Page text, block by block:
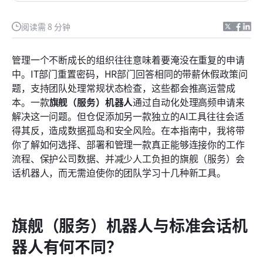
阅读需 8 分钟
管理一个不断成长的组织往往意味着要淹没在重复的申请
中。IT部门重置密码，HR部门回答相同的带薪休假政策问
题，支持团队处理常规状态检查，这些都会推高运营成
本。一款旗舰（服务）机器人通过自动化处理高频申请来
解决这一问题。但仓促添加另一款独立的AI工具往往会适
得其反，造成数据孤岛和安全风险。在本指南中，我将带
你了解如何选择、部署和管理一款真正能够连接你的工作
流程、保护公司数据、并减少人工负担的旗舰（服务）会
话机器人，而无需迫使你的团队学习十几种新工具。
旗舰（服务）机器人与标准会话机
器人有何不同？
评估 Lark 作为旗舰（服务）解决方案用于机器人部
署
旗舰（服务）机器人管理者角色如何改变运营
结论
常见问题
相关文章